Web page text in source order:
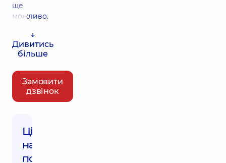
ще
можливо.
↓
Дивитись
більше
Замовити
дзвінок
Ціни
на
послуги